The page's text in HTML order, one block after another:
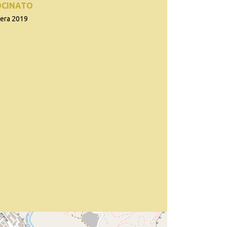
2019